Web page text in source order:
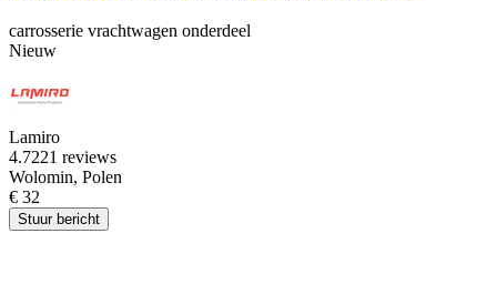
carrosserie vrachtwagen onderdeel
Nieuw
Lamiro
4.7221 reviews
Wolomin, Polen
€ 32
Stuur bericht